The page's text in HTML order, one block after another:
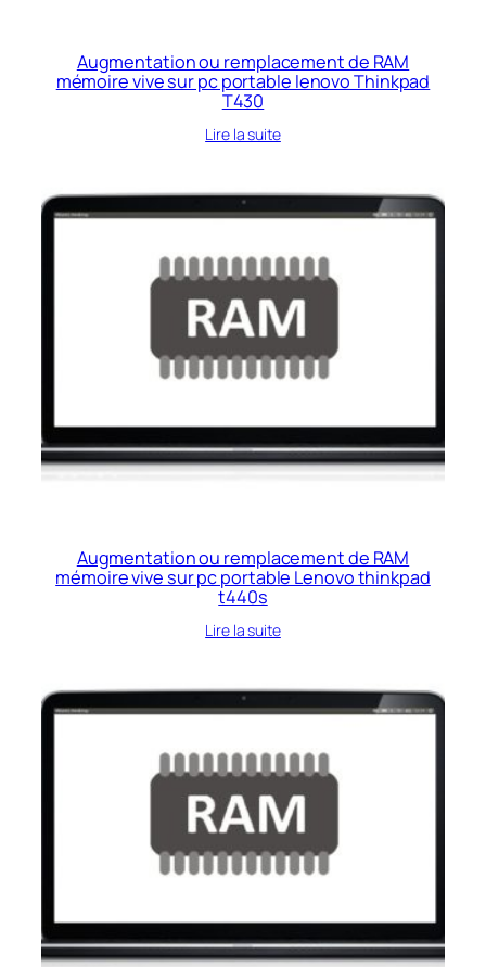
Augmentation ou remplacement de RAM
mémoire vive sur pc portable lenovo Thinkpad
T430
Lire la suite
Augmentation ou remplacement de RAM
mémoire vive sur pc portable Lenovo thinkpad
t440s
Lire la suite